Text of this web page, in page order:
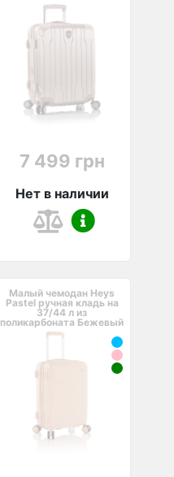
Золотистый
7 499 грн
Нет в наличии
Малый чемодан Heys
Pastel ручная кладь на
37/44 л из
поликарбоната Бежевый